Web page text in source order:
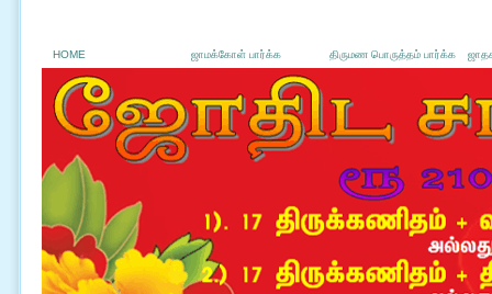
HOME ஜாமக்கோள் பார்க்க திருமண பொருத்தம் பார்க்க